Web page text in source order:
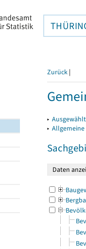
Zurück |
▸
▸